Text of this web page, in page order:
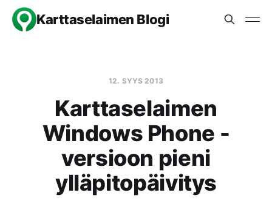
Karttaselaimen Blogi
12. SYYS 2013
Karttaselaimen
Windows Phone -
versioon pieni
ylläpitopäivitys